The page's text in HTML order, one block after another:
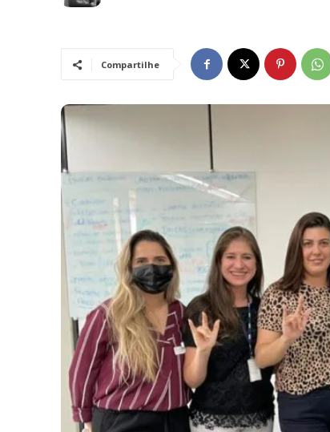
Compartilhe